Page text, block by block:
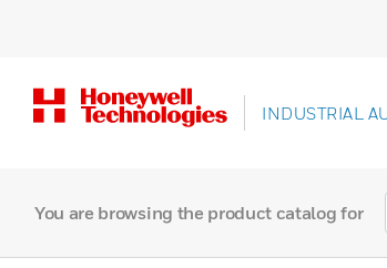
INDUSTRIAL
You are browsing the product catalog for